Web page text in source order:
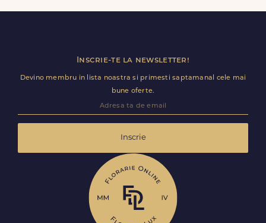
premium direct in cosul de cumparaturi.
Inscrie-te la newsletter!
Devino membru in lista noastra si primesti saptamanal cele mai
bune oferte.
Inscrie